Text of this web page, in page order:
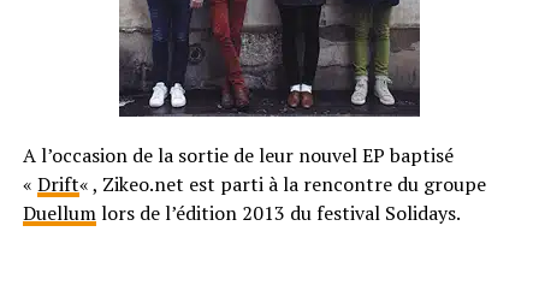
A l’occasion de la sortie de leur nouvel EP baptisé
« Drift« , Zikeo.net est parti à la rencontre du groupe
Duellumlors de l’édition 2013 du festival Solidays.